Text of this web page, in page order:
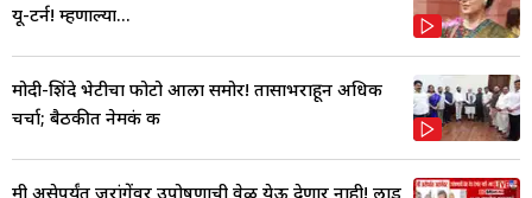
यू-टर्न! म्हणाल्या...
मोदी-शिंदे भेटीचा फोटो आला समोर! तासाभराहून अधिक
चर्चा; बैठकीत नेमकं क
मी असेपर्यंत जरांगेंवर उपोषणाची वेळ येऊ देणार नाही! लाड